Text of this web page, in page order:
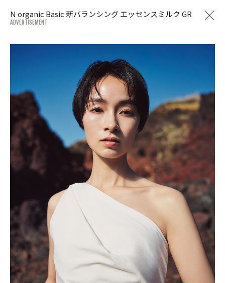
N organic Basic 新バランシング エッセンスミルク GR
ADVERTISEMENT